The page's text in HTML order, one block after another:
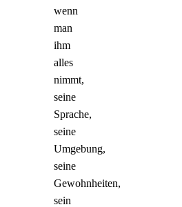
wenn
man
ihm
alles
nimmt,
seine
Sprache,
seine
Umgebung,
seine
Gewohnheiten,
sein